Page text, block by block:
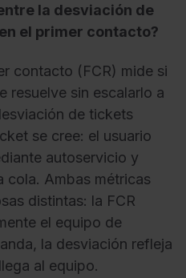
la desviación de
el primer contacto?
contacto (FCR) mide si
resuelve sin escalarlo a
de tickets
se cree: el usuario
autoservicio y
cola. Ambas métricas
distintas: la FCR
el equipo de
la desviación refleja
al equipo.